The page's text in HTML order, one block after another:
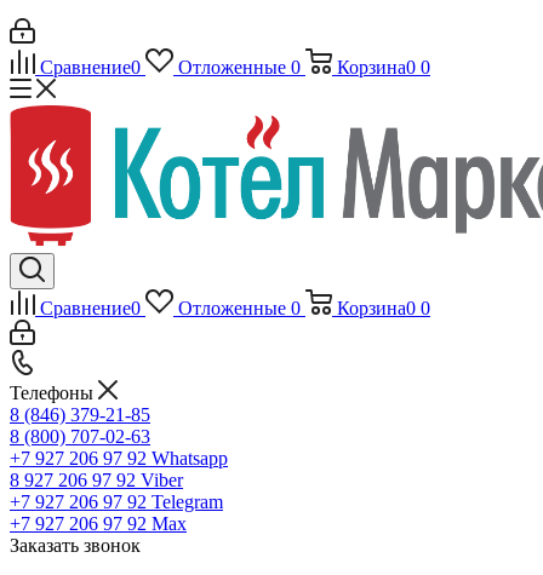
Сравнение0 Отложенные 0 Корзина0 0
Сравнение0 Отложенные 0 Корзина0 0
Телефоны
8 (846) 379-21-85
8 (800) 707-02-63
+7 927 206 97 92 Whatsapp
8 927 206 97 92 Viber
+7 927 206 97 92 Telegram
+7 927 206 97 92 Max
Заказать звонок